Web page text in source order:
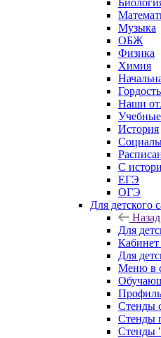
Музыка
ОБЖ
Физика
Химия
Наши
Учебные
История
С
ЕГЭ
ОГЭ
Для детского
Назад
Для
Кабинет
Для
Меню в
Стенды
Стенды
Стенды